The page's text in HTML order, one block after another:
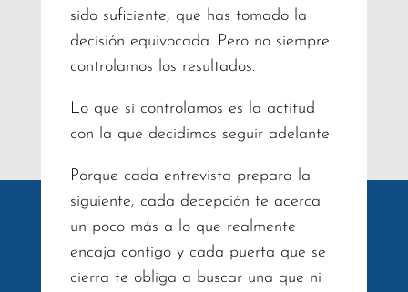
sido suficiente, que has tomado la
decisión equivocada. Pero no siempre
controlamos los resultados.
Lo que si controlamos es la actitud
con la que decidimos seguir adelante.
Porque cada entrevista prepara la
siguiente, cada decepción te acerca
un poco más a lo que realmente
encaja contigo y cada puerta que se
cierra te obliga a buscar una que ni